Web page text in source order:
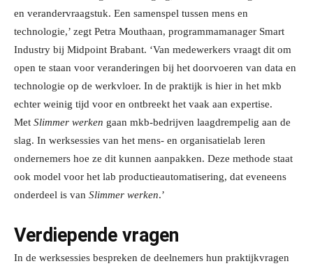
en verandervraagstuk. Een samenspel tussen mens en
technologie,’ zegt Petra Mouthaan, programmamanager Smart
Industry bij Midpoint Brabant. ‘Van medewerkers vraagt dit om
open te staan voor veranderingen bij het doorvoeren van data en
technologie op de werkvloer. In de praktijk is hier in het mkb
echter weinig tijd voor en ontbreekt het vaak aan expertise.
Met Slimmer werken gaan mkb-bedrijven laagdrempelig aan de
slag. In werksessies van het mens- en organisatielab leren
ondernemers hoe ze dit kunnen aanpakken. Deze methode staat
ook model voor het lab productieautomatisering, dat eveneens
onderdeel is van Slimmer werken.’
Verdiepende vragen
In de werksessies bespreken de deelnemers hun praktijkvragen